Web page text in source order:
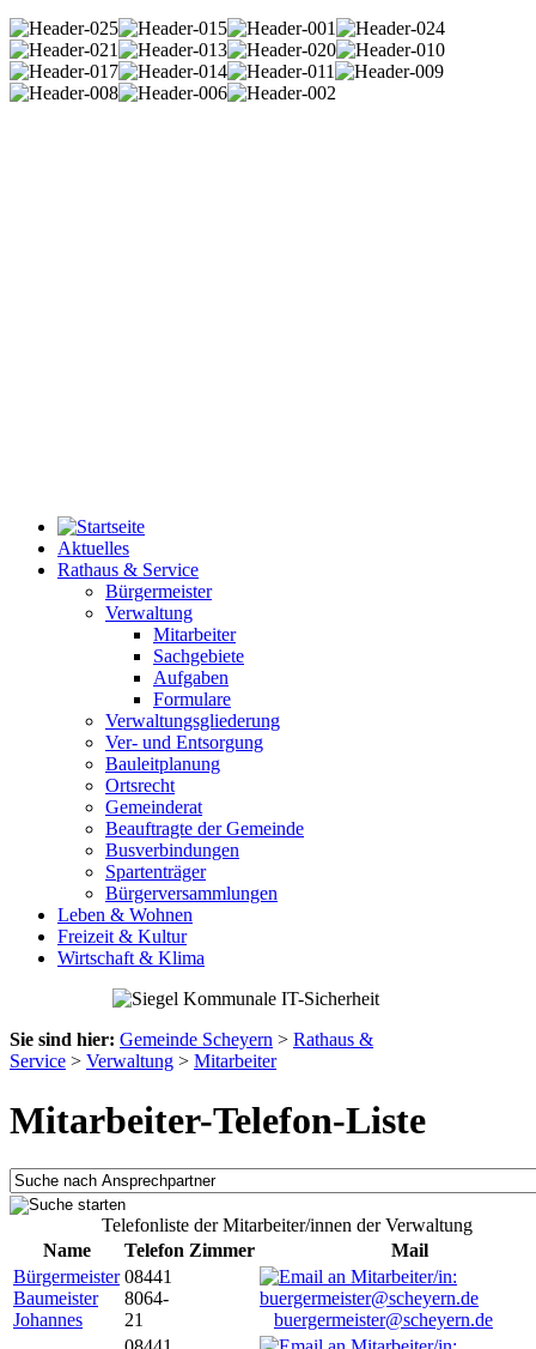
Aktuelles
Rathaus & Service
Bürgermeister
Verwaltung
Mitarbeiter
Sachgebiete
Aufgaben
Formulare
Verwaltungsgliederung
Ver- und Entsorgung
Bauleitplanung
Ortsrecht
Gemeinderat
Beauftragte der Gemeinde
Busverbindungen
Spartenträger
Bürgerversammlungen
Leben & Wohnen
Freizeit & Kultur
Wirtschaft & Klima
Sie sind hier: Gemeinde Scheyern > Rathaus &
Service > Verwaltung > Mitarbeiter
Mitarbeiter-Telefon-Liste
Telefonliste der Mitarbeiter/innen der Verwaltung
Name
Telefon Zimmer
Mail
Bürgermeister
Baumeister
Johannes
08441
8064-
21
buergermeister@scheyern.de